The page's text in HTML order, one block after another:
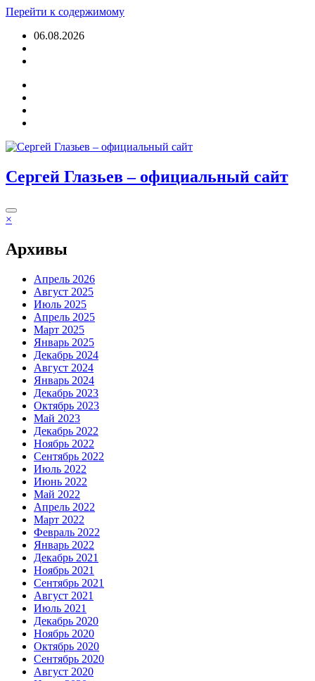
Перейти к содержимому
06.08.2026
Сергей Глазьев – официальный сайт
×
Архивы
Апрель 2026
Август 2025
Июль 2025
Апрель 2025
Март 2025
Январь 2025
Декабрь 2024
Август 2024
Январь 2024
Декабрь 2023
Октябрь 2023
Май 2023
Декабрь 2022
Ноябрь 2022
Сентябрь 2022
Июль 2022
Июнь 2022
Май 2022
Апрель 2022
Март 2022
Февраль 2022
Январь 2022
Декабрь 2021
Ноябрь 2021
Сентябрь 2021
Август 2021
Июль 2021
Декабрь 2020
Ноябрь 2020
Октябрь 2020
Сентябрь 2020
Август 2020